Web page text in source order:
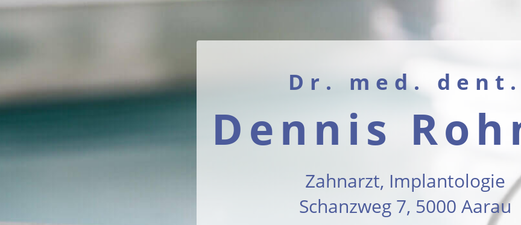
Dr. med. dent.
Dennis
Zahnarzt, Implantologie
Schanzweg 7, 5000 Aarau